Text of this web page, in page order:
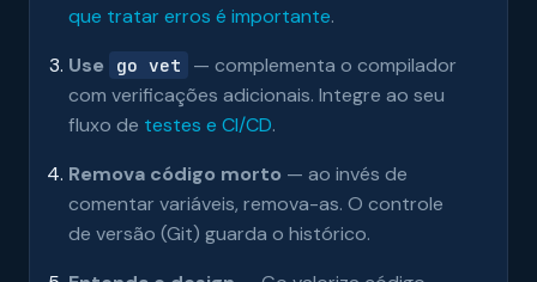
que tratar erros é importante.
Use
go vet
— complementa o compilador
com verificações adicionais. Integre ao seu
fluxo de testes e CI/CD.
Remova código morto — ao invés de
comentar variáveis, remova-as. O controle
de versão (Git) guarda o histórico.